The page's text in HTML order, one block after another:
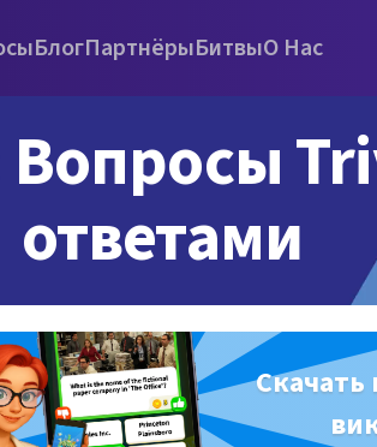
БлогПартнёрыБитвыО Нас
ответами